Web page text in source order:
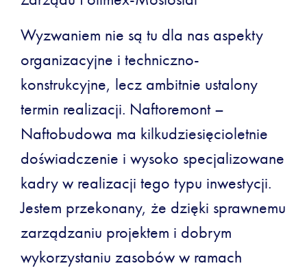
Wyzwaniem nie są tu dla nas aspekty
organizacyjne i techniczno-
konstrukcyjne, lecz ambitnie ustalony
termin realizacji. Naftoremont –
Naftobudowa ma kilkudziesięcioletnie
doświadczenie i wysoko specjalizowane
kadry w realizacji tego typu inwestycji.
Jestem przekonany, że dzięki sprawnemu
zarządzaniu projektem i dobrym
wykorzystaniu zasobów w ramach